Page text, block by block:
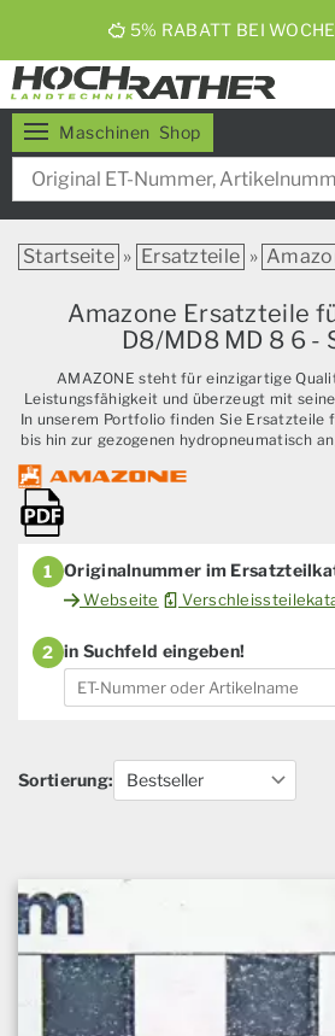
5% RABATT BEI
Maschinen Shop
Startseite » Ersatzteile »
Amazone Ersatzteile
D8/MD8 MD 8 6 -
AMAZONE steht für einzigartige
Leistungsfähigkeit und überzeugt mit
In unserem Portfolio finden Sie Ersatzteile
bis hin zur gezogenen hydropneumatisch
1 Originalnummer im
Webseite
2 in Suchfeld eingeben!
Sortierung: